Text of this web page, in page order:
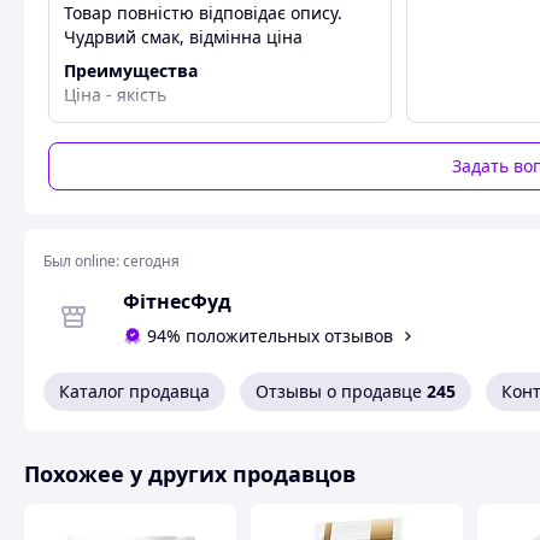
Змішайте 1 порцію(5г = 1 мірна ложка, мірна ложка
вдень та ввечері після прийому їжі
СПОСІБ ЗАСТОСУВАННЯ BCAA –
Змішайте 1 порцію(5г = 1 мірна ложка, мірна ложка
Товар повністю відповідає опису.
Чудрвий смак, відмінна ціна
Преимущества
Ціна - якість
Задать
Был online:сегодня
ФітнесФуд
94% положительных отзывов
Каталог продавца Отзывы о продавце 245
Похожее у других продавцов